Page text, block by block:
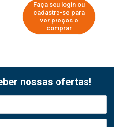
Faça seu login ou
cadastre-se para
ver preços e
comprar
nossas ofertas!